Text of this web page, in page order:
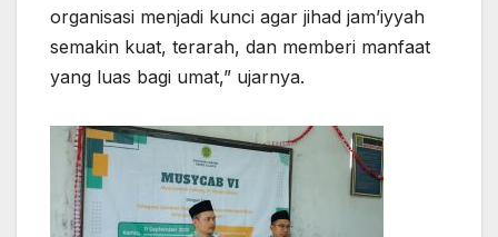
organisasi menjadi kunci agar jihad jam’iyyah
semakin kuat, terarah, dan memberi manfaat
yang luas bagi umat,” ujarnya.